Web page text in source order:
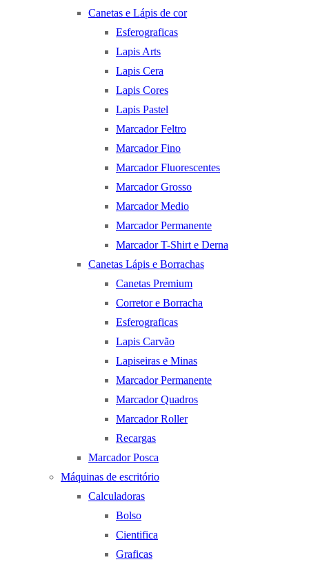
Canetas e Lápis de cor
Esferograficas
Lapis Arts
Lapis Cera
Lapis Cores
Lapis Pastel
Marcador Feltro
Marcador Fino
Marcador Fluorescentes
Marcador Grosso
Marcador Medio
Marcador Permanente
Marcador T-Shirt e Derna
Canetas Lápis e Borrachas
Canetas Premium
Corretor e Borracha
Esferograficas
Lapis Carvão
Lapiseiras e Minas
Marcador Permanente
Marcador Quadros
Marcador Roller
Recargas
Marcador Posca
Máquinas de escritório
Calculadoras
Bolso
Cientifica
Graficas